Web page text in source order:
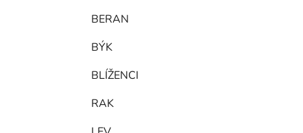
BERAN
BÝK
BLÍŽENCI
RAK